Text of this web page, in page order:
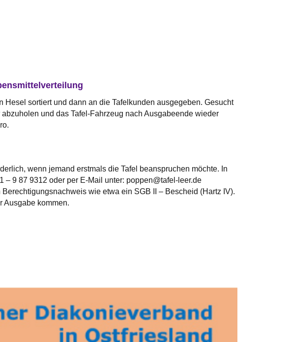
sortiert und dann an die Tafelkunden ausgegeben. Gesucht
und das Tafel-Fahrzeug nach Ausgabeende wieder
wenn jemand erstmals die Tafel beanspruchen möchte. In
9 87 9312 oder per E-Mail unter: poppen@tafel-leer.de
wie etwa ein SGB II – Bescheid (Hartz IV).
Ausgabe kommen.